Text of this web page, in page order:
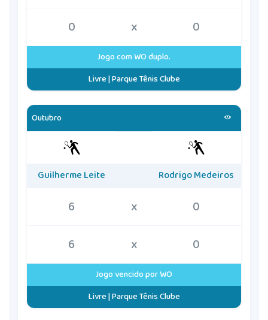
0
x 0
Jogo com WO duplo.
Livre | Parque Tênis Clube
Outubro
Guilherme Leite Rodrigo Medeiros
6 x
0
6
x 0
Jogo vencido por WO
Livre | Parque Tênis Clube